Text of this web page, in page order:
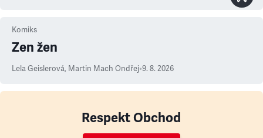
Komiks
Zen žen
Lela Geislerová, Martin Mach Ondřej•9. 8. 2026
Respekt Obchod